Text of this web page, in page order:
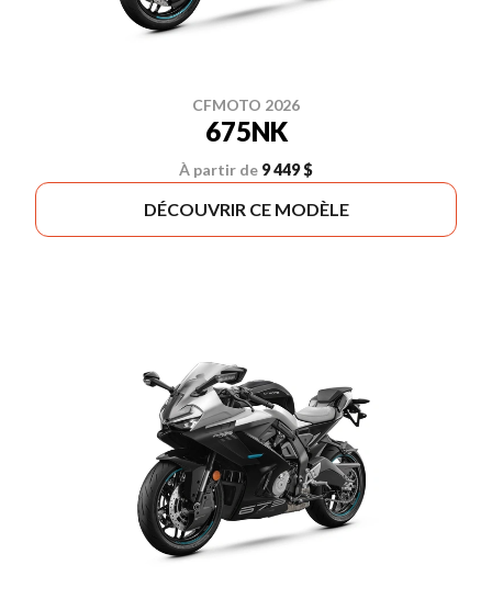
CFMOTO 2026
675NK
À partir de 9 449 $
DÉCOUVRIR CE MODÈLE